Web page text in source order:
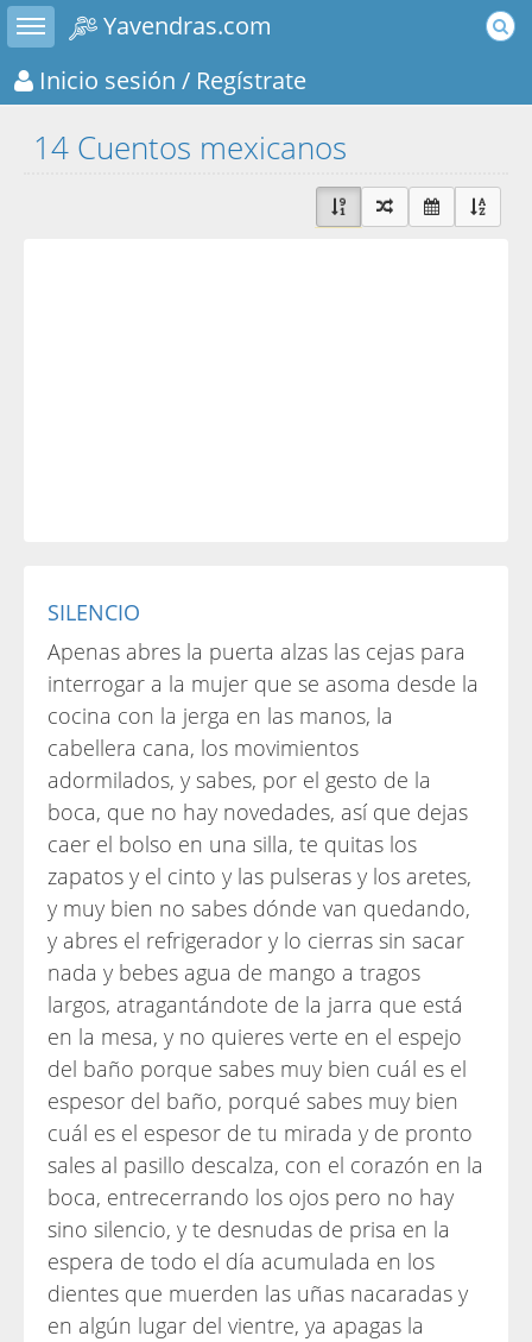
Toggle sidebar
Yavendras.com
Inicio sesión / Regístrate
14 Cuentos mexicanos
SILENCIO
Apenas abres la puerta alzas las cejas para
interrogar a la mujer que se asoma desde la
cocina con la jerga en las manos, la
cabellera cana, los movimientos
adormilados, y sabes, por el gesto de la
boca, que no hay novedades, así que dejas
caer el bolso en una silla, te quitas los
zapatos y el cinto y las pulseras y los aretes,
y muy bien no sabes dónde van quedando,
y abres el refrigerador y lo cierras sin sacar
nada y bebes agua de mango a tragos
largos, atragantándote de la jarra que está
en la mesa, y no quieres verte en el espejo
del baño porque sabes muy bien cuál es el
espesor del baño, porqué sabes muy bien
cuál es el espesor de tu mirada y de pronto
sales al pasillo descalza, con el corazón en la
boca, entrecerrando los ojos pero no hay
sino silencio, y te desnudas de prisa en la
espera de todo el día acumulada en los
dientes que muerden las uñas nacaradas y
en algún lugar del vientre, ya apagas la